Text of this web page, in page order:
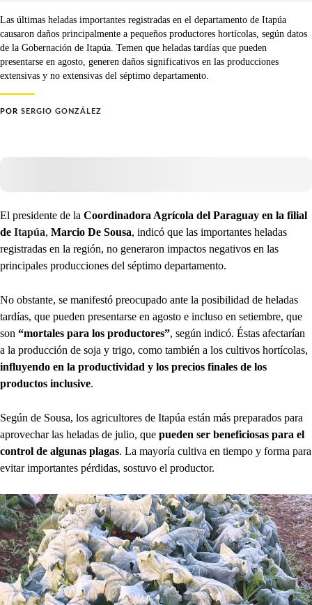
Las últimas heladas importantes registradas en el departamento de Itapúa
causaron daños principalmente a pequeños productores hortícolas, según datos
de la Gobernación de Itapúa. Temen que heladas tardías que pueden
presentarse en agosto, generen daños significativos en las producciones
extensivas y no extensivas del séptimo departamento.
POR SERGIO GONZÁLEZ
El presidente de la Coordinadora Agrícola del Paraguay en la filial
de Itapúa, Marcio De Sousa, indicó que las importantes heladas
registradas en la región, no generaron impactos negativos en las
principales producciones del séptimo departamento.
No obstante, se manifestó preocupado ante la posibilidad de heladas
tardías, que pueden presentarse en agosto e incluso en setiembre, que
son “mortales para los productores”, según indicó. Éstas afectarían
a la producción de soja y trigo, como también a los cultivos hortícolas,
influyendo en la productividad y los precios finales de los
productos inclusive.
Según de Sousa, los agricultores de Itapúa están más preparados para
aprovechar las heladas de julio, que pueden ser beneficiosas para el
control de algunas plagas. La mayoría cultiva en tiempo y forma para
evitar importantes pérdidas, sostuvo el productor.